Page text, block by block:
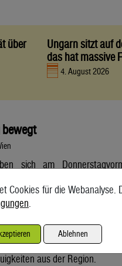
über
Ungarn sitzt auf
das hat massive
4. August 2026
bewegt
sich am
mit Lieferung
Dollar und damit 0,4 Prozent
ist er am Dienstag wegen
im Iran-Krieg gesunken.
aus der Region.
Cookies für die Webanalyse.
.
Ablehnen